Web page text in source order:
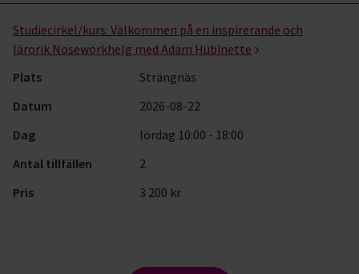
Studiecirkel/kurs: Välkommen på en inspirerande och
lärorik Noseworkhelg med Adam Hübinette
Plats
Strängnäs
Datum
2026-08-22
Dag
lördag 10:00 - 18:00
Antal tillfällen
2
Pris
3 200 kr